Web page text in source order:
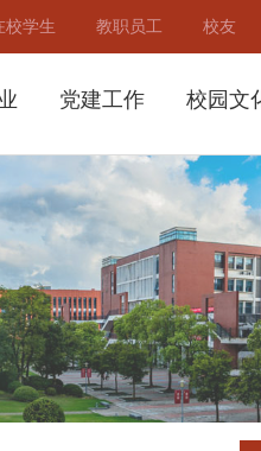
校学生 教职员工 校友
党建工作 校园文